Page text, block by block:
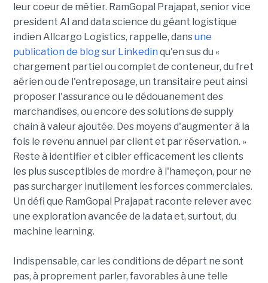
leur coeur de métier. RamGopal Prajapat, senior vice
president AI and data science du géant logistique
indien Allcargo Logistics, rappelle, dansune
publication de blog sur Linkedin qu'en sus du «
chargement partiel ou complet de conteneur, du fret
aérien ou de l'entreposage, un transitaire peut ainsi
proposer l'assurance ou le dédouanement des
marchandises, ou encore des solutions de supply
chain à valeur ajoutée. Des moyens d'augmenter à la
fois le revenu annuel par client et par réservation. »
Reste à identifier et cibler efficacement les clients
les plus susceptibles de mordre à l'hameçon, pour ne
pas surcharger inutilement les forces commerciales.
Un défi que RamGopal Prajapat raconte relever avec
une exploration avancée de la data et, surtout, du
machine learning.
Indispensable, car les conditions de départ ne sont
pas, à proprement parler, favorables à une telle